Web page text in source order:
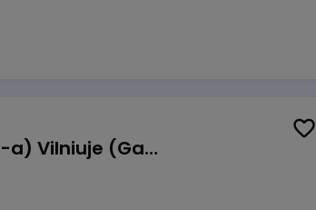
Užsakymų komplektuotojas (-a) Vilniuje (Gariūnai)